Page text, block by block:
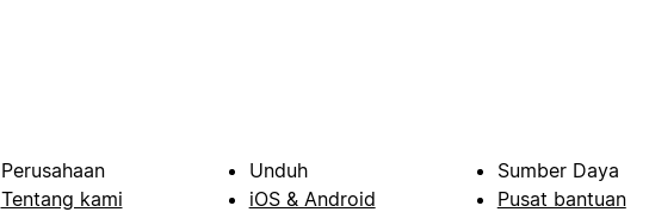
Perusahaan
Tentang kami
Unduh
iOS & Android
Sumber Daya
Pusat bantuan